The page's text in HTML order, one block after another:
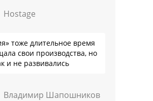
эталон коррупции
Hostage
тоже длительное время
свои производства, но
и не развивались
Владимир Шапошников